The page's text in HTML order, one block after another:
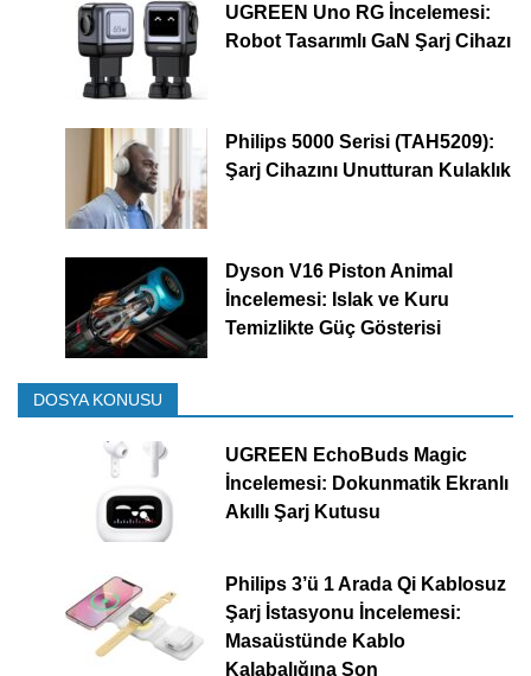
UGREEN Uno RG İncelemesi:
Robot Tasarımlı GaN Şarj Cihazı
Philips 5000 Serisi (TAH5209):
Şarj Cihazını Unutturan Kulaklık
Dyson V16 Piston Animal
İncelemesi: Islak ve Kuru
Temizlikte Güç Gösterisi
DOSYA KONUSU
UGREEN EchoBuds Magic
İncelemesi: Dokunmatik Ekranlı
Akıllı Şarj Kutusu
Philips 3’ü 1 Arada Qi Kablosuz
Şarj İstasyonu İncelemesi:
Masaüstünde Kablo
Kalabalığına Son